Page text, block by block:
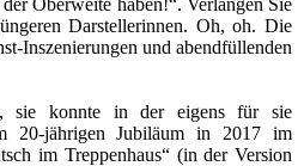
Oberweite haben!“. Verlangen Sie
Darstellerinnen. Oh, oh. Die
Inszenierungen und abendfüllenden
sie konnte in der eigens für sie
20-jährigen Jubiläum in 2017 im
im Treppenhaus“ (in der Version